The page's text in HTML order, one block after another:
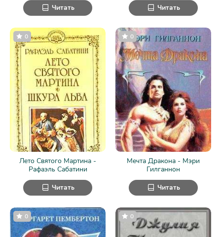
Читать
Читать
Лето Святого Мартина -
Рафаэль Сабатини
0
Читать
Мечта Дракона - Мэри
Гилганнон
0
Читать
0 0